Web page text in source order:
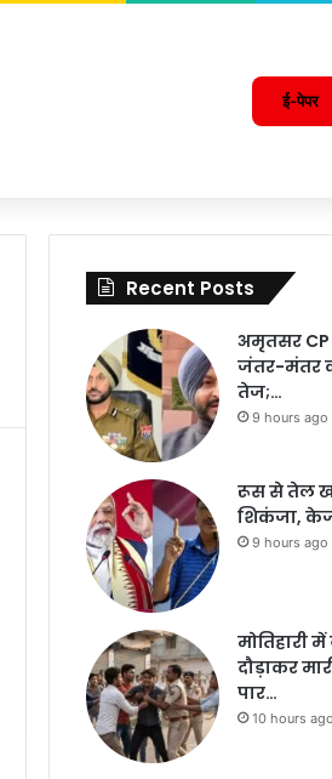
ई-पेपर
Recent Posts
अमृतसर CP
जंतर-मंतर
तेज;…
9 hours ago
रूस से तेल
शिकंजा,
9 hours ago
मोतिहारी
दौड़ाकर
पार…
10 hours ago